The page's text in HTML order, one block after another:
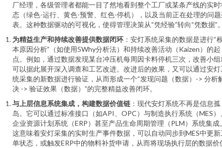
厂经理，各级管理者都能一目了然地看到整个工厂或某条产线的实时
态（绿色-运行、黄色-预警、红色-停机），以及当前正在处理的问
表。这种数据驱动的可视化，使得管理决策从“凭经验”转向“凭数据”
为精益生产和持续改善提供数据闭环 ：安灯系统采集的数据是进行“
本原因分析”（如使用5Why分析法）和持续改善活动（Kaizen）的起
点。例如，通过数据发现某台冲压机每周因卡料停机三次，改善小组
可以据此展开深入调查和工艺改进。改进后的效果，又可以通过安灯
统采集的新数据进行验证，从而形成一个“发现问题（数据）-> 分析
决 -> 验证效果（数据）”的完整精益改善闭环。
与上层信息系统集成，构建数据价值链 ：现代安灯系统不再是信息孤
岛。它可以通过标准接口（如API、OPC）与制造执行系统（MES）
企业资源计划系统（ERP）甚至产品生命周期管理（PLM）系统集成
这意味着安灯采集的实时生产事件数据，可以自动同步到MES中更新
单状态，或触发ERP中的物料补货申请，从而将现场执行层的数据价